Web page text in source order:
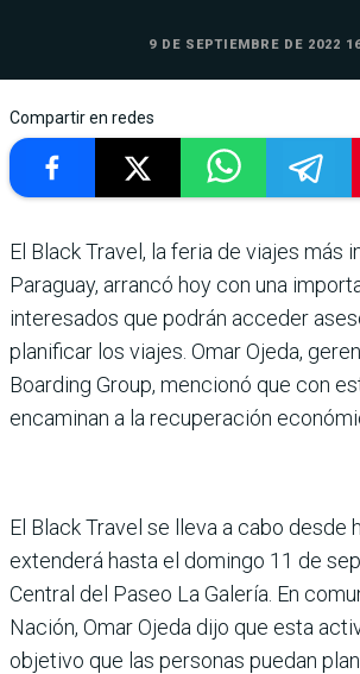
9 DE SEPTIEMBRE DE 2022
Compartir en redes
El Black Travel, la feria de viajes más
Paraguay, arrancó hoy con una
interesados que podrán acceder
planificar los viajes. Omar Ojeda,
Boarding Group, mencionó que con
encaminan a la recuperación
El Black Travel se lleva a cabo desde
extenderá hasta el domingo 11 de
Central del Paseo La Galería. En
Nación, Omar Ojeda dijo que esta
objetivo que las personas puedan